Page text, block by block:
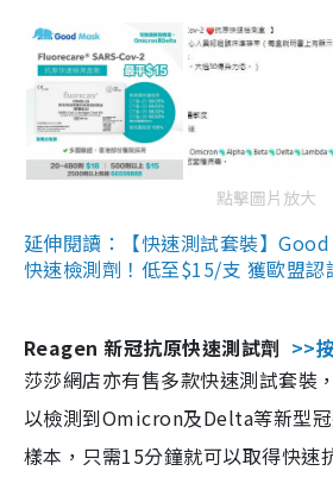
點擊圖片放大
延伸閱讀：【快速測試套裝】
快速檢測劑！低至$15/支 獲歐盟認
Reagen 新冠抗原快速測試劑 >>
莎莎網店亦有售多款快速測試套裝
以檢測到Omicron及Delta等新型
樣本，只需15分鐘就可以取得快速